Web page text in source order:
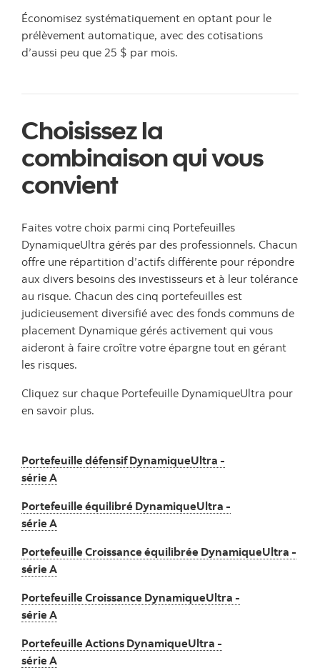
Économisez systématiquement en optant pour le
prélèvement automatique, avec des cotisations
d’aussi peu que 25 $ par mois.
Choisissez la
combinaison qui vous
convient
Faites votre choix parmi cinq Portefeuilles
DynamiqueUltra gérés par des professionnels. Chacun
offre une répartition d’actifs différente pour répondre
aux divers besoins des investisseurs et à leur tolérance
au risque. Chacun des cinq portefeuilles est
judicieusement diversifié avec des fonds communs de
placement Dynamique gérés activement qui vous
aideront à faire croître votre épargne tout en gérant
les risques.
Cliquez sur chaque Portefeuille DynamiqueUltra pour
en savoir plus.
Portefeuille défensif DynamiqueUltra -
série A
Portefeuille équilibré DynamiqueUltra -
série A
Portefeuille Croissance équilibrée DynamiqueUltra -
série A
Portefeuille Croissance DynamiqueUltra -
série A
Portefeuille Actions DynamiqueUltra -
série A